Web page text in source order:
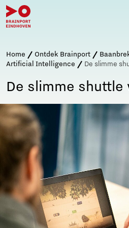
Home Ontdek Brainport
Artificial Intelligence
De slimme
De slimme shuttle